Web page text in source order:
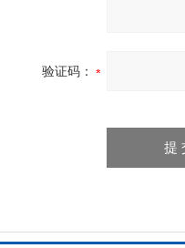
验证码：